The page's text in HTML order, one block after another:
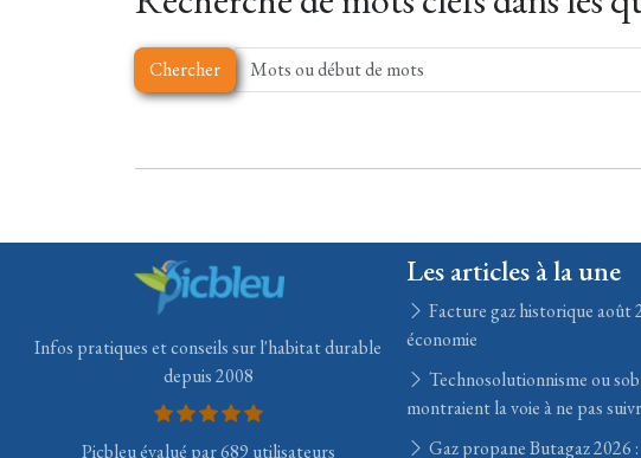
Chercher
Infos pratiques et conseils sur l'habitat durable
depuis 2008
Picbleu évalué par 689 utilisateurs
Les articles à la une
Facture gaz historique août
économie
Technosolutionnisme ou
montraient la voie à ne pas
Gaz propane Butagaz 2026